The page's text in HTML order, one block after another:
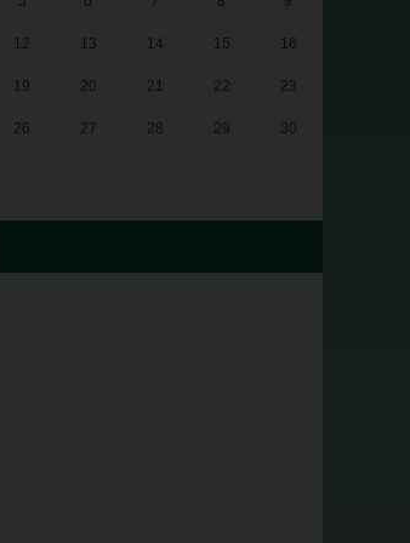
12 13 14 15 16
19 20 21 22 23
26 27 28 29 30